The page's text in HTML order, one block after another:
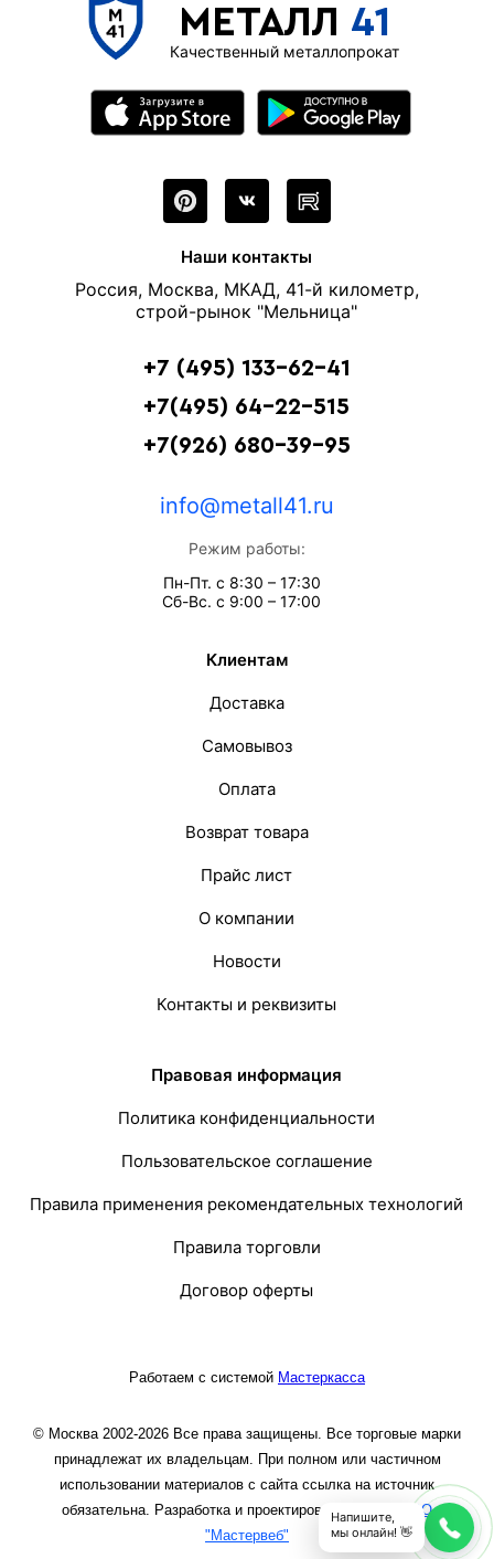
МЕТАЛЛ 41
Качественный металлопрокат
Наши контакты
Россия, Москва, МКАД, 41-й километр,
строй-рынок "Мельница"
+7 (495) 133-62-41
+7(495) 64-22-515
+7(926) 680-39-95
info@metall41.ru
Режим работы:
Пн-Пт. с 8:30 – 17:30
Сб-Вс. с 9:00 – 17:00
Клиентам
Доставка
Самовывоз
Оплата
Возврат товара
Прайс лист
О компании
Новости
Контакты и реквизиты
Правовая информация
Политика конфиденциальности
Пользовательское соглашение
Правила применения рекомендательных технологий
Правила торговли
Договор оферты
Работаем с системой Мастеркасса
© Москва 2002-2026 Все права защищены. Все торговые марки
принадлежат их владельцам. При полном или частичном
использовании материалов с сайта ссылка на источник
обязательна. Разработка и проектирование сайта
ООО
"Мастервеб"
Напишите,
мы онлайн! 👋